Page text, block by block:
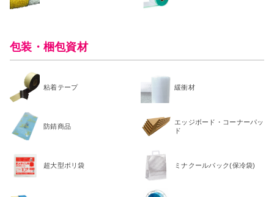
包装・梱包資材
粘着テープ 緩衝材
防錆商品
エッジボード・コーナーパッ
ド
超大型ポリ袋 ミナクールパック(保冷袋)